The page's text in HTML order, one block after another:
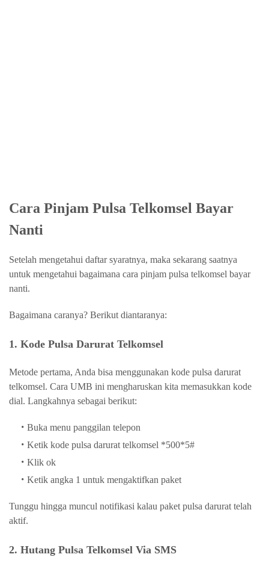
Cara Pinjam Pulsa Telkomsel Bayar
Nanti
Setelah mengetahui daftar syaratnya, maka sekarang saatnya
untuk mengetahui bagaimana cara pinjam pulsa telkomsel bayar
nanti.
Bagaimana caranya? Berikut diantaranya:
1. Kode Pulsa Darurat Telkomsel
Metode pertama, Anda bisa menggunakan kode pulsa darurat
telkomsel. Cara UMB ini mengharuskan kita memasukkan kode
dial. Langkahnya sebagai berikut:
Buka menu panggilan telepon
Ketik kode pulsa darurat telkomsel *500*5#
Klik ok
Ketik angka 1 untuk mengaktifkan paket
Tunggu hingga muncul notifikasi kalau paket pulsa darurat telah
aktif.
2. Hutang Pulsa Telkomsel Via SMS